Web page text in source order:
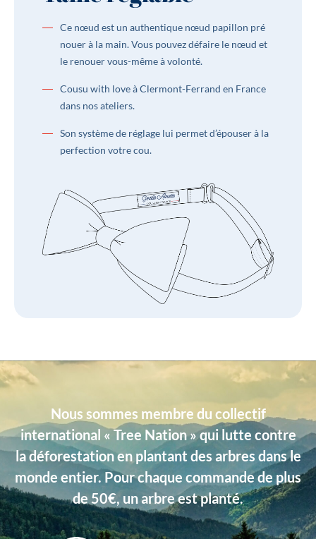
Dimensions
Hauteur : 6 cm Largeur : 11 cm | S’adapte
à tous les tours de cou grâce à sa taille
réglable : 30 cm à 48 cm
Type de produits Unis
Ce nœud est un authentique nœud papillon pré
nouer à la main. Vous pouvez défaire le nœud et
le renouer vous-même à volonté.
Cousu with love à Clermont-Ferrand en France
dans nos ateliers.
Son système de réglage lui permet d’épouser à la
perfection votre cou.
Nous sommes membre du collectif
international « Tree Nation » qui lutte contre
la déforestation en plantant des arbres dans le
monde entier. Pour chaque commande de plus
de 50€, un arbre est planté.